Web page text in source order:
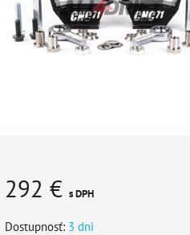
292 € s DPH
Dostupnosť: 3 dni